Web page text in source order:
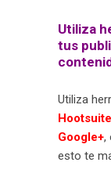
Utiliza
tus
Utiliza
Hootsuite
Google+,
esto te